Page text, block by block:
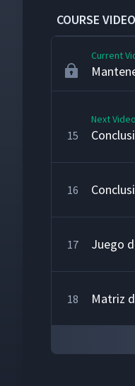
COURSE
Current
15
Next Video
16
17 Juego
18 Matriz
19 La